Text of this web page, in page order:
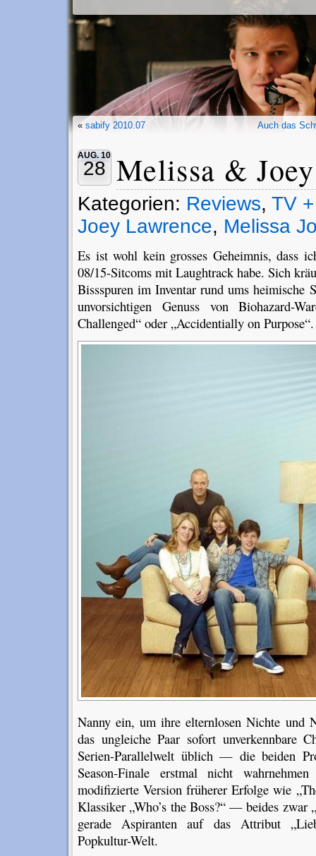
« sabify 2010.07 Auch das
AUG. 10
28 Melissa & Joey
Kategorien: Reviews, TV
Joey Lawrence, Melissa
Es ist wohl kein grosses Geheimnis, dass
08/15-Sitcoms mit Laughtrack habe. Sich
Bissspuren im Inventar rund ums heimische
unvorsichtigen Genuss von Biohazard-
Challenged“ oder „Accidentially on Purpose“.
Nanny ein, um ihre elternlosen Nichte und
das ungleiche Paar sofort
Serien-Parallelwelt üblich — die beiden
Season-Finale erstmal nicht
modifizierte Version früherer Erfolge wie
Klassiker „Who’s the Boss?“ — beides zwar
gerade Aspiranten auf das Attribut
Popkultur-Welt.